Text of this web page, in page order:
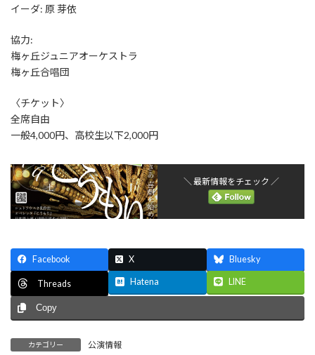
イーダ: 原 芽依
協力:
梅ヶ丘ジュニアオーケストラ
梅ヶ丘合唱団
〈チケット〉
全席自由
一般4,000円、高校生以下2,000円
＼ 最新情報をチェック ／
Facebook X Bluesky
Threads Hatena LINE
Copy
カテゴリー 公演情報